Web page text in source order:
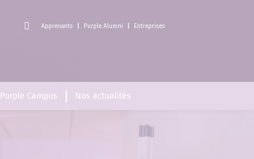
Apprenants Purple Alumni Entreprises
Purple Campus Nos actualités